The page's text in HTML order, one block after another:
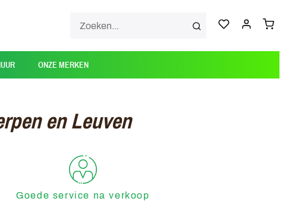
ONZE MERKEN
en Leuven
Goede service na verkoop